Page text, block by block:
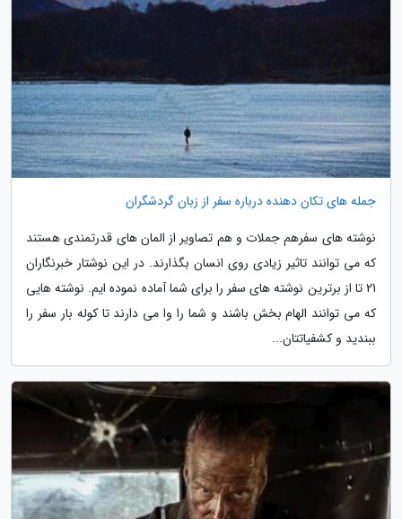
جمله های تکان دهنده درباره سفر از زبان گردشگران
نوشته های سفرهم جملات و هم تصاویر از المان های قدرتمندی هستند
که می توانند تاثیر زیادی روی انسان بگذارند. در این نوشتار خبرنگاران
21 تا از برترین نوشته های سفر را برای شما آماده نموده ایم. نوشته هایی
که می توانند الهام بخش باشند و شما را وا می دارند تا کوله بار سفر را
ببندید و کشفیاتتان...